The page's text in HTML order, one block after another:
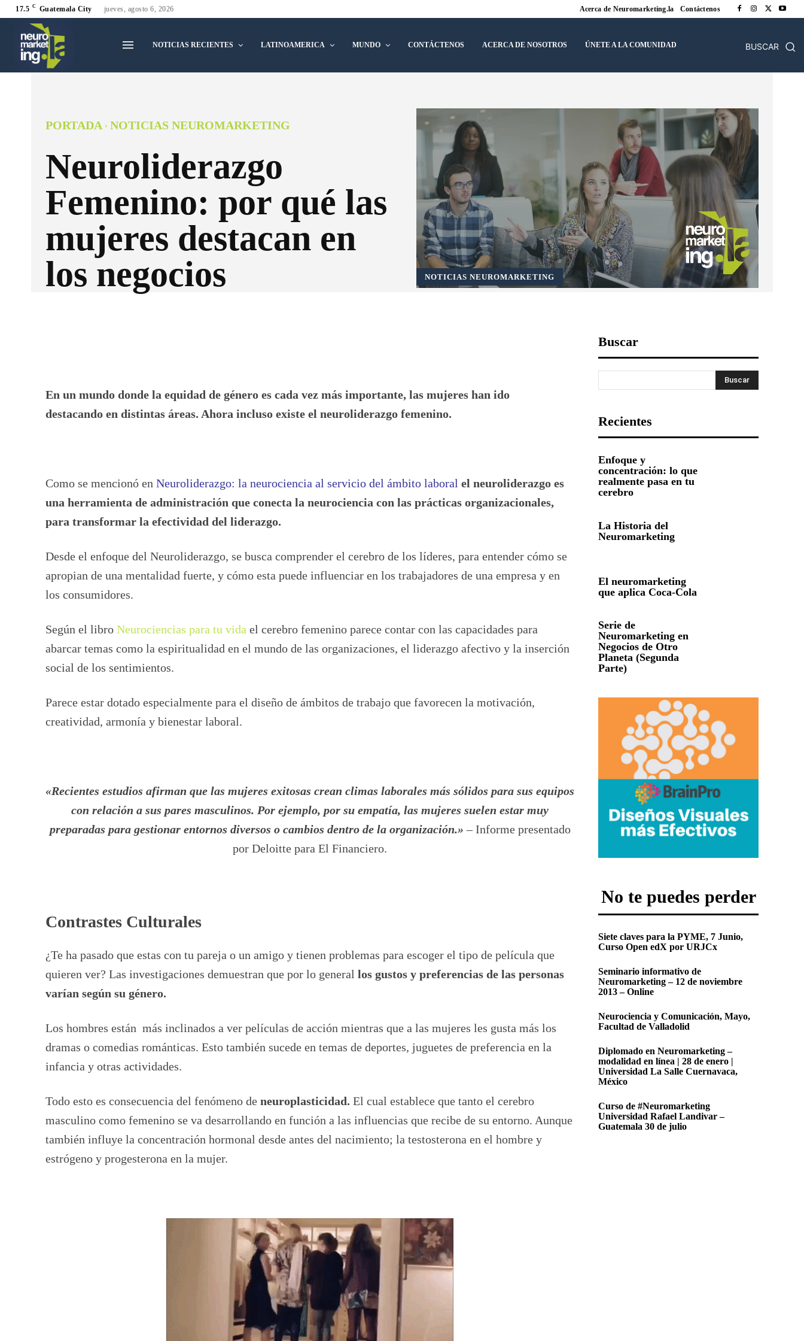
17.5 C Guatemala City jueves, agosto 6, 2026 Acerca de Neuromarketing.la Contáctenos
NOTICIAS RECIENTES LATINOAMERICA MUNDO CONTÁCTENOS ACERCA DE NOSOTROS ÚNETE A LA COMUNIDAD BUSCAR
PORTADA NOTICIAS NEUROMARKETING
Neuroliderazgo
Femenino: por qué las
mujeres destacan en
los negocios
NOTICIAS NEUROMARKETING
En un mundo donde la equidad de género es cada vez más importante, las mujeres han ido
destacando en distintas áreas. Ahora incluso existe el neuroliderazgo femenino.
Como se mencionó en Neuroliderazgo: la neurociencia al servicio del ámbito laboral el neuroliderazgo es
una herramienta de administración que conecta la neurociencia con las prácticas organizacionales,
para transformar la efectividad del liderazgo.
Desde el enfoque del Neuroliderazgo, se busca comprender el cerebro de los líderes, para entender cómo se
apropian de una mentalidad fuerte, y cómo esta puede influenciar en los trabajadores de una empresa y en
los consumidores.
Según el libro Neurociencias para tu vida el cerebro femenino parece contar con las capacidades para
abarcar temas como la espiritualidad en el mundo de las organizaciones, el liderazgo afectivo y la inserción
social de los sentimientos.
Parece estar dotado especialmente para el diseño de ámbitos de trabajo que favorecen la motivación,
creatividad, armonía y bienestar laboral.
«Recientes estudios afirman que las mujeres exitosas crean climas laborales más sólidos para sus equipos
con relación a sus pares masculinos. Por ejemplo, por su empatía, las mujeres suelen estar muy
preparadas para gestionar entornos diversos o cambios dentro de la organización.» – Informe presentado
por Deloitte para El Financiero.
Contrastes Culturales
¿Te ha pasado que estas con tu pareja o un amigo y tienen problemas para escoger el tipo de película que
quieren ver? Las investigaciones demuestran que por lo general los gustos y preferencias de las personas
varían según su género.
Los hombres están más inclinados a ver películas de acción mientras que a las mujeres les gusta más los
dramas o comedias románticas. Esto también sucede en temas de deportes, juguetes de preferencia en la
infancia y otras actividades.
Todo esto es consecuencia del fenómeno de neuroplasticidad. El cual establece que tanto el cerebro
masculino como femenino se va desarrollando en función a las influencias que recibe de su entorno. Aunque
también influye la concentración hormonal desde antes del nacimiento; la testosterona en el hombre y
estrógeno y progesterona en la mujer.
Buscar
Buscar
Recientes
Enfoque y
concentración: lo que
realmente pasa en tu
cerebro
La Historia del
Neuromarketing
El neuromarketing
que aplica Coca-Cola
Serie de
Neuromarketing en
Negocios de Otro
Planeta (Segunda
Parte)
No te puedes perder
Siete claves para la PYME, 7 Junio,
Curso Open edX por URJCx
Seminario informativo de
Neuromarketing – 12 de noviembre
2013 – Online
Neurociencia y Comunicación, Mayo,
Facultad de Valladolid
Diplomado en Neuromarketing –
modalidad en línea | 28 de enero |
Universidad La Salle Cuernavaca,
México
Curso de #Neuromarketing
Universidad Rafael Landivar –
Guatemala 30 de julio